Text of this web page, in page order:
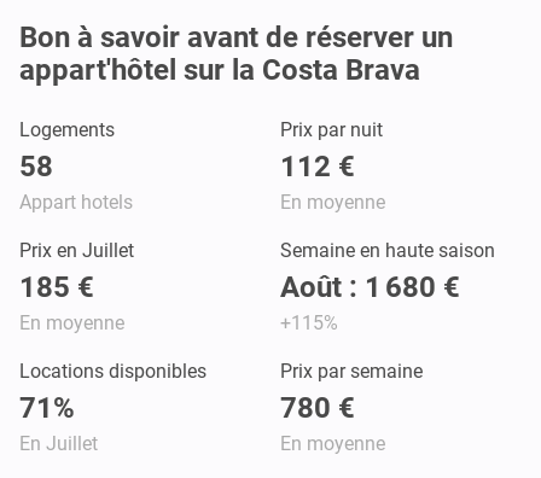
Bon à savoir avant de réserver un
appart'hôtel sur la Costa Brava
Logements
58
Appart hotels
Prix par nuit
112 €
En moyenne
Prix en Juillet
185 €
En moyenne
Semaine en haute saison
Août : 1 680 €
+115%
Locations disponibles
71%
En Juillet
Prix par semaine
780 €
En moyenne